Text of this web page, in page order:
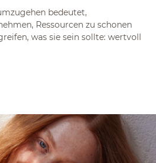
bedeutet,
Ressourcen zu schonen
was sie sein sollte: wertvoll